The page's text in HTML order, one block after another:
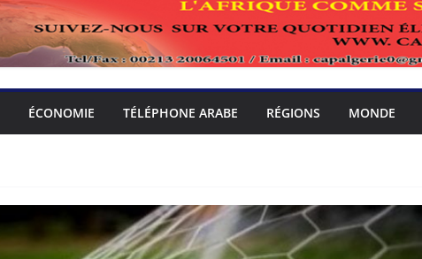
ÉCONOMIE TÉLÉPHONE ARABE RÉGIONS MONDE